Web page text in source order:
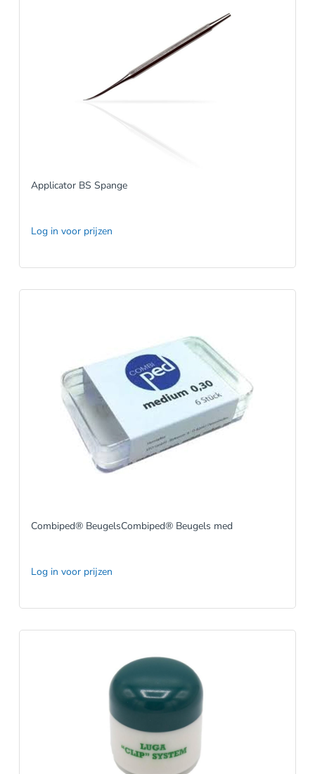
Applicator BS Spange
Log in voor prijzen
Combiped® BeugelsCombiped® Beugels med
Log in voor prijzen